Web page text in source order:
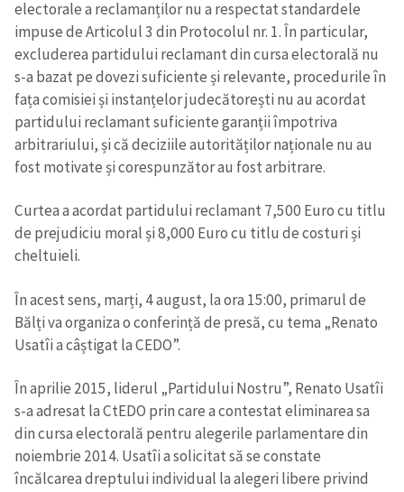
electorale a reclamanților nu a respectat standardele
impuse de Articolul 3 din Protocolul nr. 1. În particular,
excluderea partidului reclamant din cursa electorală nu
s-a bazat pe dovezi suficiente și relevante, procedurile în
fața comisiei și instanțelor judecătorești nu au acordat
partidului reclamant suficiente garanții împotriva
arbitrariului, și că deciziile autorităților naționale nu au
fost motivate și corespunzător au fost arbitrare.
Curtea a acordat partidului reclamant 7,500 Euro cu titlu
de prejudiciu moral și 8,000 Euro cu titlu de costuri și
cheltuieli.
În acest sens, marți, 4 august, la ora 15:00, primarul de
Bălți va organiza o conferință de presă, cu tema „Renato
Usatîi a câștigat la CEDO”.
În aprilie 2015, liderul „Partidului Nostru”, Renato Usatîi
s-a adresat la CtEDO prin care a contestat eliminarea sa
din cursa electorală pentru alegerile parlamentare din
noiembrie 2014. Usatîi a solicitat să se constate
încălcarea dreptului individual la alegeri libere privind